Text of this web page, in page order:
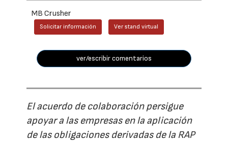
MB Crusher
Solicitar información Ver stand virtual
ver/escribir comentarios
El acuerdo de colaboración persigue
apoyar a las empresas en la aplicación
de las obligaciones derivadas de la RAP